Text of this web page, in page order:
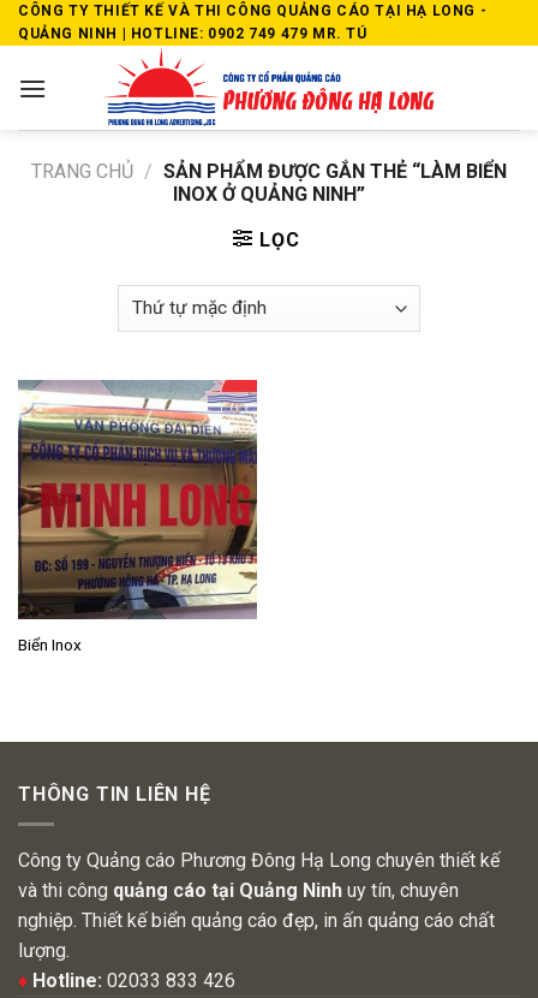
Skip
to
CÔNG TY THIẾT KẾ VÀ THI CÔNG QUẢNG CÁO TẠI HẠ LONG -
QUẢNG NINH | HOTLINE: 0902 749 479 MR. TÚ
TRANG CHỦ / SẢN PHẨM ĐƯỢC GẮN THẺ “LÀM BIỂN
INOX Ở QUẢNG NINH”
LỌC
Biển Inox
THÔNG TIN LIÊN HỆ
Công ty Quảng cáo Phương Đông Hạ Long chuyên thiết kế
và thi công quảng cáo tại Quảng Ninh uy tín, chuyên
nghiệp. Thiết kế biển quảng cáo đẹp, in ấn quảng cáo chất
lượng.
♦ Hotline: 02033 833 426